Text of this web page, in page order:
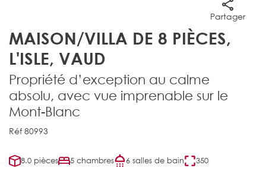
MAISON/VILLA DE 8 PIÈCES,
L'ISLE, VAUD
Partager
Propriété d’exception au calme
absolu, avec vue imprenable sur le
Mont-Blanc
Réf 80993
8.0 pièces 5 chambres 6 salles de bain 350